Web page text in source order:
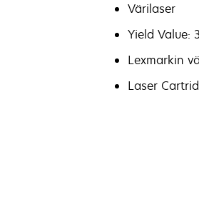
Värilaser
Yield Value:
Lexmarkin
Laser